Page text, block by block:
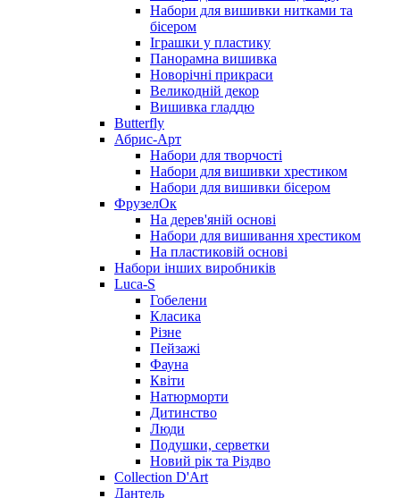
Набори для вишивки нитками та
бісером
Іграшки у пластику
Панорамна вишивка
Новорічні прикраси
Великодній декор
Вишивка гладдю
Butterfly
Абрис-Арт
Набори для творчості
Набори для вишивки хрестиком
Набори для вишивки бісером
ФрузелОк
На дерев'яній основі
Набори для вишивання хрестиком
На пластиковій основі
Набори інших виробників
Luca-S
Гобелени
Класика
Різне
Пейзажі
Фауна
Квіти
Натюрморти
Дитинство
Люди
Подушки, серветки
Новий рік та Різдво
Collection D'Art
Дантель